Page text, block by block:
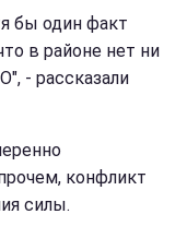
бы один факт
в районе нет ни
- рассказали
конфликт
силы.